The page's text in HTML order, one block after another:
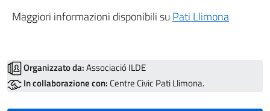
Maggiori informazioni disponibili su Pati Llimona
Organizzato da:Associació ILDE
In collaborazione con: Centre Civic Pati Llimona.